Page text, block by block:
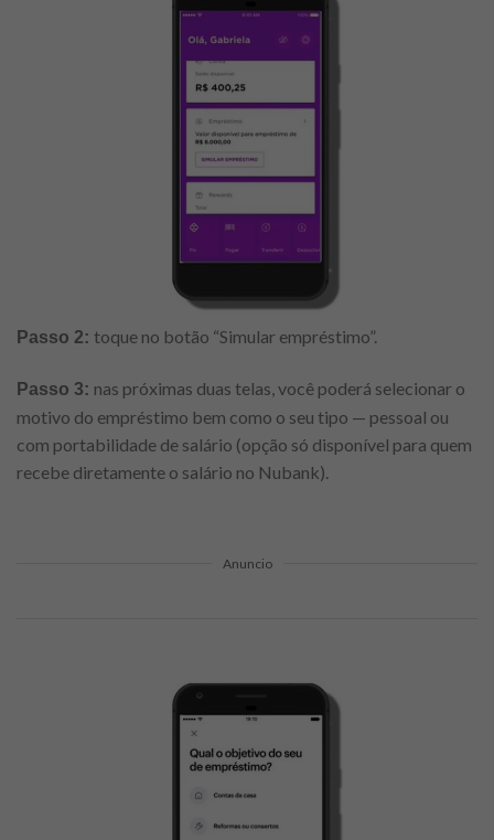
Passo 2: toque no botão “Simular empréstimo”.
Passo 3: nas próximas duas telas, você poderá selecionar o
motivo do empréstimo bem como o seu tipo — pessoal ou
com portabilidade de salário (opção só disponível para quem
recebe diretamente o salário no Nubank).
Anuncio